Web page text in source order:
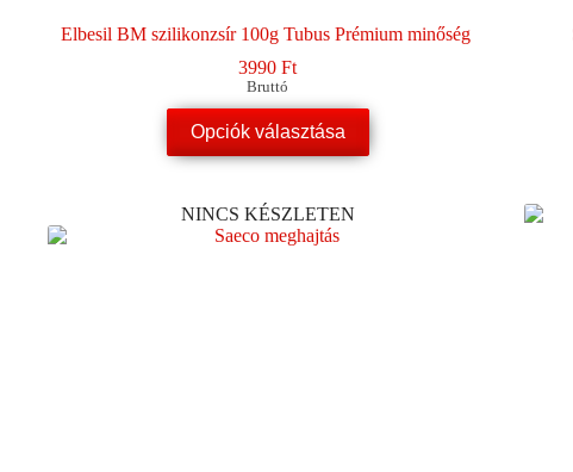
Elbesil BM szilikonzsír 100g Tubus Prémium minőség
3990Ft
Bruttó
Opciók választása
Ennek
a
terméknek
variációja
van.
A
NINCS KÉSZLETEN